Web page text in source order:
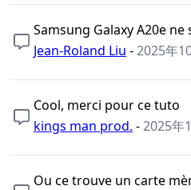
Samsung Galaxy A20e
Jean-Roland Liu -2025年
Cool, merci pour ce tuto
kings man prod. -2025年
Ou ce trouve un carte